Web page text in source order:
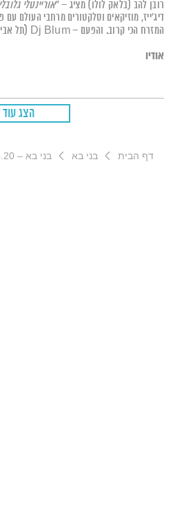
רובן להב (בלאק לולו) מציג – "אוריינטלי גלובלי
דיג'ייז, מוזיקאים וסלקטורים מרחבי העולם
המזרח הכי קרוב. והפעם – Dj Blum (תל אביב)
אודיו
הצג עוד
דף הבית בני בא בני בא – 8.6.20